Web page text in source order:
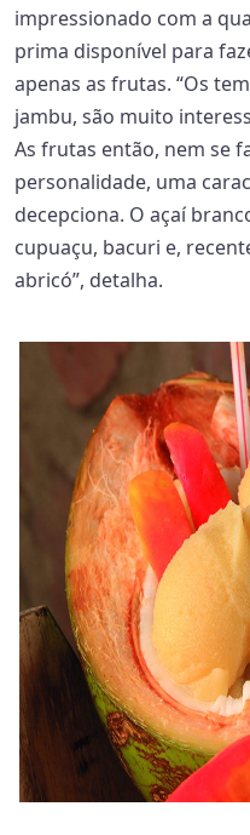
impressionado com a
prima disponível para
apenas as frutas. “Os
jambu, são muito
As frutas então, nem se
personalidade, uma
decepciona. O açaí
cupuaçu, bacuri e,
abricó”, detalha.